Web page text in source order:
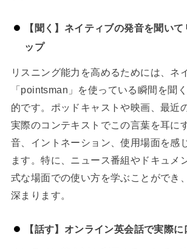
【聞く】ネイティブの発音を聞い
ップ
リスニング能力を高めるためには、ネ
「pointsman」を使っている瞬間を聞
的です。ポッドキャストや映画、最近
実際のコンテキストでこの言葉を耳に
音、イントネーション、使用場面を感
ます。特に、ニュース番組やドキュメ
式な場面での使い方を学ぶことができ
深まります。
【話す】オンライン英会話で実際